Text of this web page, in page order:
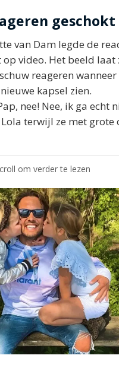
geschokt
van Dam legde de
video. Het beeld laat
reageren wanneer
kapsel zien.
nee! Nee, ik ga echt
terwijl ze met grote
om verder te lezen